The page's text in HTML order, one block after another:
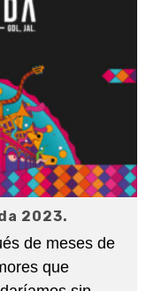
2023.
de meses de
que